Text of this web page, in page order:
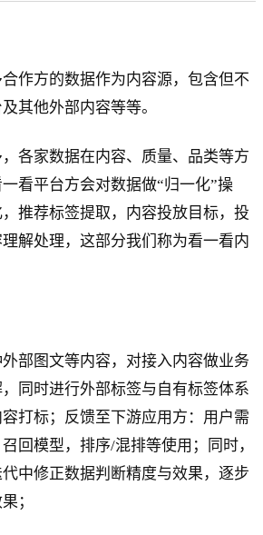
作方的数据作为内容源，包含但不
其他外部内容等等。
各家数据在内容、质量、品类等方
看平台方会对数据做“归一化”操
推荐标签提取，内容投放目标，投
解处理，这部分我们称为看一看内
部图文等内容，对接入内容做业务
同时进行外部标签与自有标签体系
打标；反馈至下游应用方：用户需
回模型，排序/混排等使用；同时，
中修正数据判断精度与效果，逐步
；